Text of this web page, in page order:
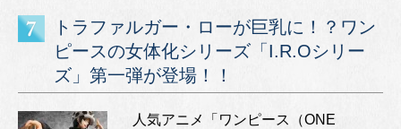
トラファルガー・ローが巨乳に！？ワン
ピースの女体化シリーズ「I.R.Oシリー
ズ」第一弾が登場！！
人気アニメ「ワンピース（ONE